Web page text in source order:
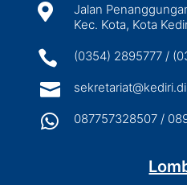

Jalan
Kec. Kota, Kota
 (0354) 2895777 /

 087757328507 /